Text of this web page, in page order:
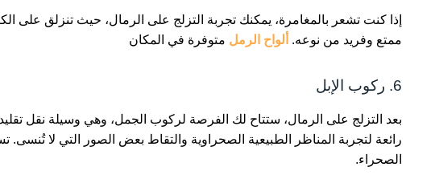
إذا كنت تشعر بالمغامرة، يمكنك تجربة التزلج على الرمال، حيث تنزلق على
ممتع وفريد من نوعه. ألواح الرمل متوفرة في المكان
6. ركوب الإبل
بعد التزلج على الرمال، ستتاح لك الفرصة لركوب الجمل، وهي وسيلة نقل
الصحراء.